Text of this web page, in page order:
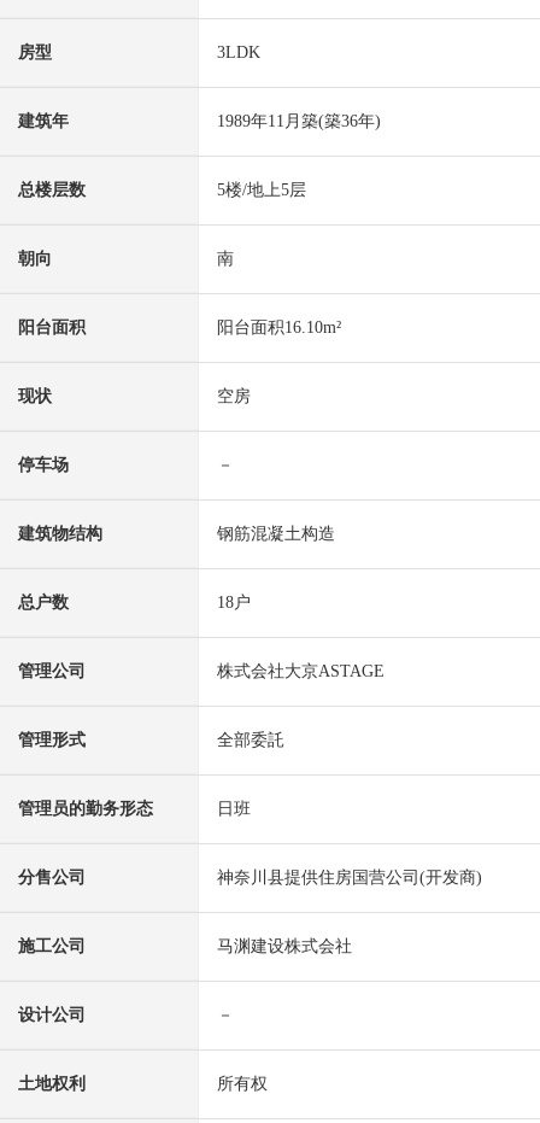
房型 3LDK
建筑年 1989年11月築(築36年)
总楼层数 5楼/地上5层
朝向 南
阳台面积 阳台面积16.10m²
现状 空房
停车场 －
建筑物结构 钢筋混凝土构造
总户数 18户
管理公司 株式会社大京ASTAGE
管理形式 全部委託
管理员的勤务形态 日班
分售公司 神奈川县提供住房国营公司(开发商)
施工公司 马渊建设株式会社
设计公司 －
土地权利 所有权